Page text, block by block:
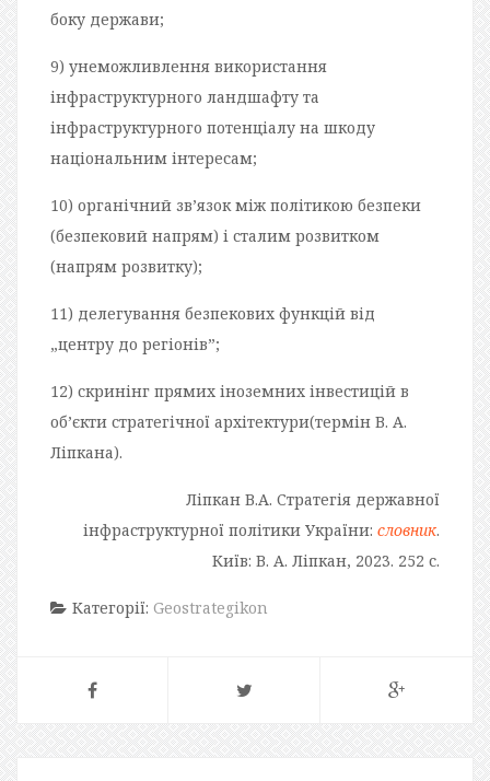
боку держави;
9) унеможливлення використання
інфраструктурного ландшафту та
інфраструктурного потенціалу на шкоду
національним інтересам;
10) органічний зв’язок між політикою безпеки
(безпековий напрям) і сталим розвитком
(напрям розвитку);
11) делегування безпекових функцій від
„центру до регіонів”;
12) скринінг прямих іноземних інвестицій в
об’єкти стратегічної архітектури(термін В. А.
Ліпкана).
Ліпкан В.А. Стратегія державної
інфраструктурної політики України: словник.
Київ: В. А. Ліпкан, 2023. 252 с.
Категорії: Geostrategikon